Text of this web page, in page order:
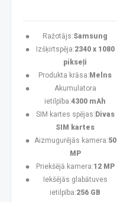
Ražotājs:Samsung
Izšķirtspēja:2340 x 1080
pikseļi
Produkta krāsa: Melns
Akumulatora
ietilpība:4300 mAh
SIM kartes spējas: Divas
SIM kartes
Aizmugurējās kamera:50
MP
Priekšējā kamera:12 MP
Iekšējās glabātuves
ietilpība:256 GB